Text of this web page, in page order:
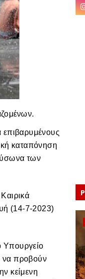
καταπόνηση
των
(14-7-2023)
Υπουργείο
να προβούν
κείμενη